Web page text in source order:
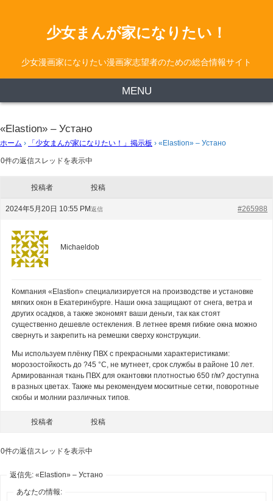
少女まんが家になりたい！
少女漫画家になりたい漫画家志望者のための総合情報サイト
MENU
«Elastion» – Устано
ホーム › 「少女まんが家になりたい！」掲示板 › «Elastion» – Устано
0件の返信スレッドを表示中
投稿者 投稿
2024年5月20日 10:55 PM #265988
返信
Michaeldob
Компания «Elastion» специализируется на производстве и установке
мягких окон в Екатеринбурге. Наши окна защищают от снега, ветра и
других осадков, а также экономят ваши деньги, так как стоят
существенно дешевле остекления. В летнее время гибкие окна можно
свернуть и закрепить на ремешки сверху конструкции.
Мы используем плёнку ПВХ с прекрасными характеристиками:
морозостойкость до ?45 °C, не мутнеет, срок службы в районе 10 лет.
Армированная ткань ПВХ для окантовки плотностью 650 г/м? доступна
в разных цветах. Также мы рекомендуем москитные сетки, поворотные
скобы и молнии различных типов.
投稿者 投稿
0件の返信スレッドを表示中
返信先: «Elastion» – Устано
あなたの情報: